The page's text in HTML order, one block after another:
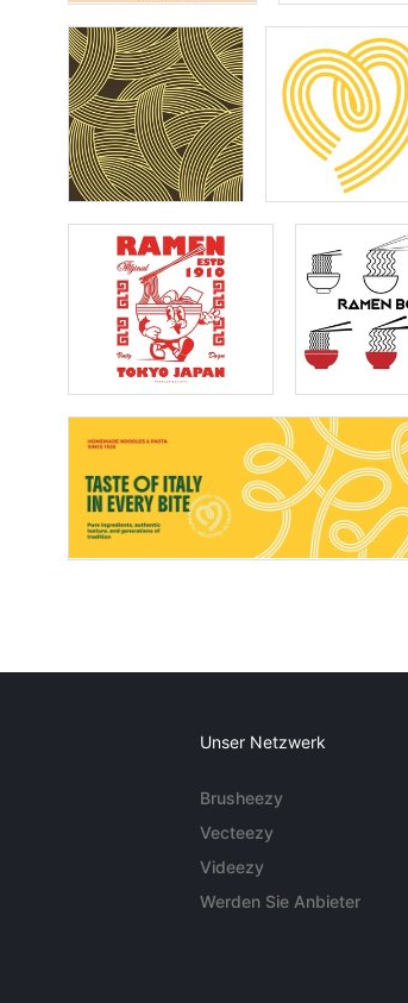
Unser Netzwerk
Brusheezy
Vecteezy
Videezy
Werden Sie Anbieter